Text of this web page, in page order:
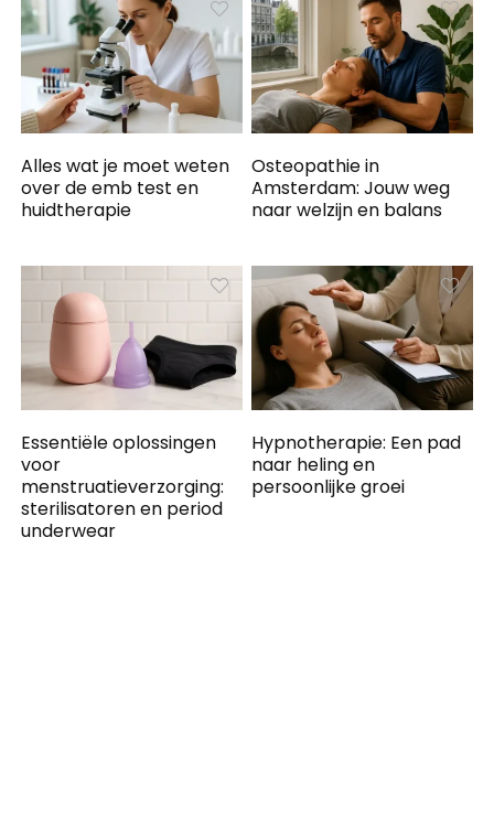
Alles wat je moet weten
over de emb test en
huidtherapie
Osteopathie in
Amsterdam: Jouw weg
naar welzijn en balans
Essentiële oplossingen
voor
menstruatieverzorging:
sterilisatoren en period
underwear
Hypnotherapie: Een pad
naar heling en
persoonlijke groei